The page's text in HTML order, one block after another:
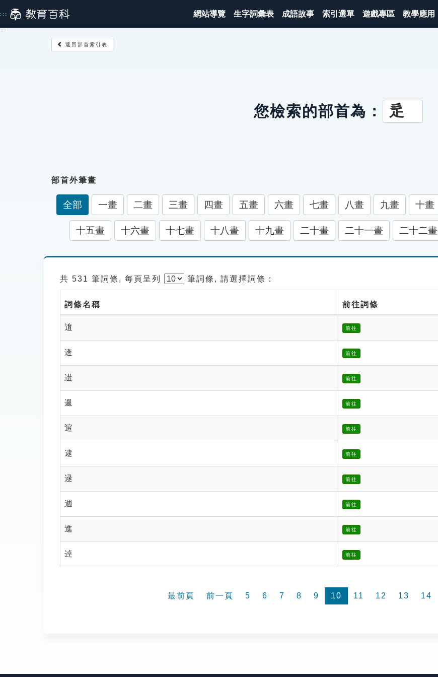
到
主
::: 網站導覽 生字詞彙表 成語故事 索引選單 遊戲專區 教學應用
:::
返回部首索引表
您檢索的部首為： 辵
部首外筆畫
全部 一畫 二畫 三畫 四畫 五畫 六畫 七畫 八畫 九畫 十畫
十五畫 十六畫 十七畫 十八畫 十九畫 二十畫 二十一畫 二十二畫
共 531 筆詞條, 每頁呈列 筆詞條, 請選擇詞條：
詞條名稱 前往詞條
逳 前往
逩 前往
逪 前往
逫 前往
逭 前往
逮 前往
逯 前往
週 前往
進 前往
逴 前往
最前頁 前一頁 5 6 7 8 9 10 11 12 13 14